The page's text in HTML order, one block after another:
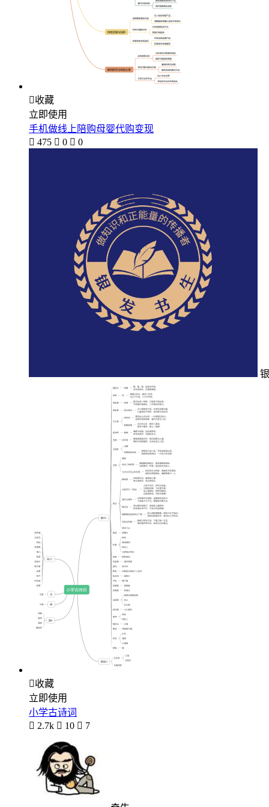
收藏
立即使用
手机做线上陪购母婴代购变现
 475  0  0
收藏
立即使用
小学古诗词
 2.7k  10  7